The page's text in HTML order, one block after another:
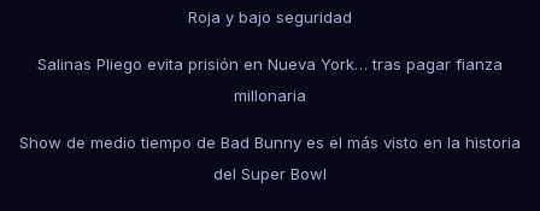
Roja y bajo seguridad
Salinas Pliego evita prisión en Nueva York… tras pagar fianza
millonaria
Show de medio tiempo de Bad Bunny es el más visto en la historia
del Super Bowl